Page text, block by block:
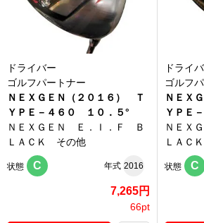
ドライバー
ゴルフパートナー
ＮＥＸＧＥＮ（２０１６） Ｔ
ＹＰＥ－４６０ １０．５°
ＮＥＸＧＥＮ Ｅ．Ｉ．Ｆ Ｂ
ＬＡＣＫ その他
状態 C 年式 2016
7,265円
66pt
ドライ
ゴルフ
ＮＥＸ
ＹＰＥ
ＮＥＸ
ＬＡＣ
状態 C